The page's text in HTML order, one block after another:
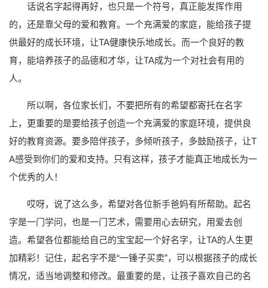
话说名字起得再好，也只是一个符号，真正能发挥作用
的，还是靠父母的爱和教育。一个充满爱的家庭，能给孩子提
供最好的成长环境，让TA健康快乐地成长。而一个良好的教
育，能培养孩子的品德和才华，让TA成为一个对社会有用的
人。
所以啊，各位家长们，不要把所有的希望都寄托在名字
上，更重要的是要给孩子创造一个充满爱的家庭环境，提供良
好的教育资源。要多陪伴孩子，多倾听孩子，多鼓励孩子，让T
A感受到你们的爱和支持。只有这样，孩子才能真正地成长为一
个优秀的人！
哎呀，说了这么多，希望对各位新手爸妈有所帮助。起名
字是一门学问，也是一门艺术，需要用心去研究，用爱去创
造。希望各位都能给自己的宝宝起一个好名字，让TA的人生更
加精彩！记住，起名字不是“一锤子买卖”，可以根据孩子的成长
情况，适当地调整和修改。最重要的是，让孩子喜欢自己的名